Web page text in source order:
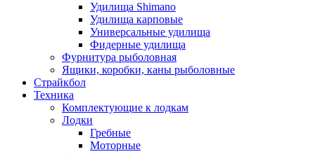
Удилища Shimano
Удилища карповые
Универсальные удилища
Фидерные удилища
Фурнитура рыболовная
Ящики, коробки, каны рыболовные
Страйкбол
Техника
Комплектующие к лодкам
Лодки
Гребные
Моторные